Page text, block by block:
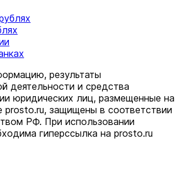
результаты
деятельности и средства
юридических лиц, размещенные на
prosto.ru, защищены в соответствии
РФ. При использовании
гиперссылка на prosto.ru